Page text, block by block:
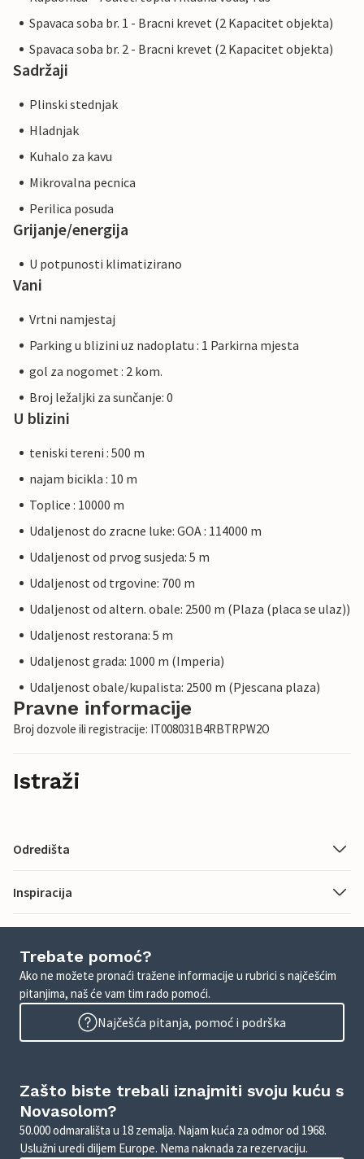
Spavaca soba br. 1 - Bracni krevet (2 Kapacitet objekta)
Spavaca soba br. 2 - Bracni krevet (2 Kapacitet objekta)
Sadržaji
Plinski stednjak
Hladnjak
Kuhalo za kavu
Mikrovalna pecnica
Perilica posuda
Grijanje/energija
U potpunosti klimatizirano
Vani
Vrtni namjestaj
Parking u blizini uz nadoplatu : 1 Parkirna mjesta
gol za nogomet : 2 kom.
Broj ležaljki za sunčanje: 0
U blizini
teniski tereni : 500 m
najam bicikla : 10 m
Toplice : 10000 m
Udaljenost do zracne luke: GOA : 114000 m
Udaljenost od prvog susjeda: 5 m
Udaljenost od trgovine: 700 m
Udaljenost od altern. obale: 2500 m (Plaza (placa se ulaz))
Udaljenost restorana: 5 m
Udaljenost grada: 1000 m (Imperia)
Udaljenost obale/kupalista: 2500 m (Pjescana plaza)
Pravne informacije
Broj dozvole ili registracije: IT008031B4RBTRPW2O
Istraži
Odredišta
Inspiracija
Trebate pomoć?
Ako ne možete pronaći tražene informacije u rubrici s najčešćim
pitanjima, naš će vam tim rado pomoći.
Najčešća pitanja, pomoć i podrška
Zašto biste trebali iznajmiti svoju kuću s
Novasolom?
50.000 odmarališta u 18 zemalja. Najam kuća za odmor od 1968.
Uslužni uredi diljem Europe. Nema naknada za rezervaciju.